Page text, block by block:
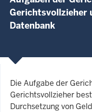
Gerichtsvollzieher
Datenbank
Die Aufgabe der
Gerichtsvollzieher
Durchsetzung von